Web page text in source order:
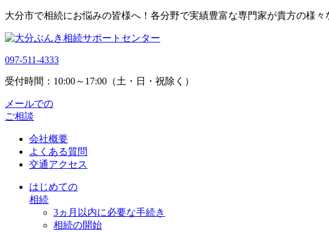
大分市で相続にお悩みの皆様へ！各分野で実績豊富な専門家が貴方の様々
097-511-4333
受付時間：10:00～17:00（土・日・祝除く）
メールでの
ご相談
会社概要
よくある質問
交通アクセス
はじめての
相続
3ヵ月以内に必要な手続き
相続の開始